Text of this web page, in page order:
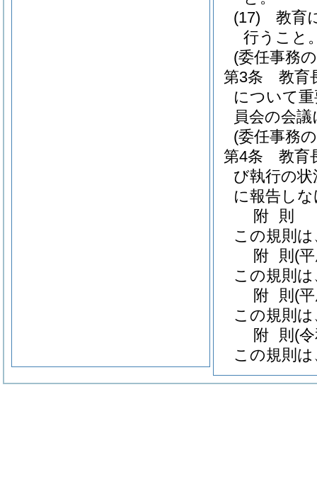
(17)
教育
行うこと
(委任事務
第3条
教育
について
員会の会
(委任事務
第4条
教育
び執行の
に報告し
附 則
この規則
附 則 (
この規則
附 則 (
この規則
附 則 (
この規則